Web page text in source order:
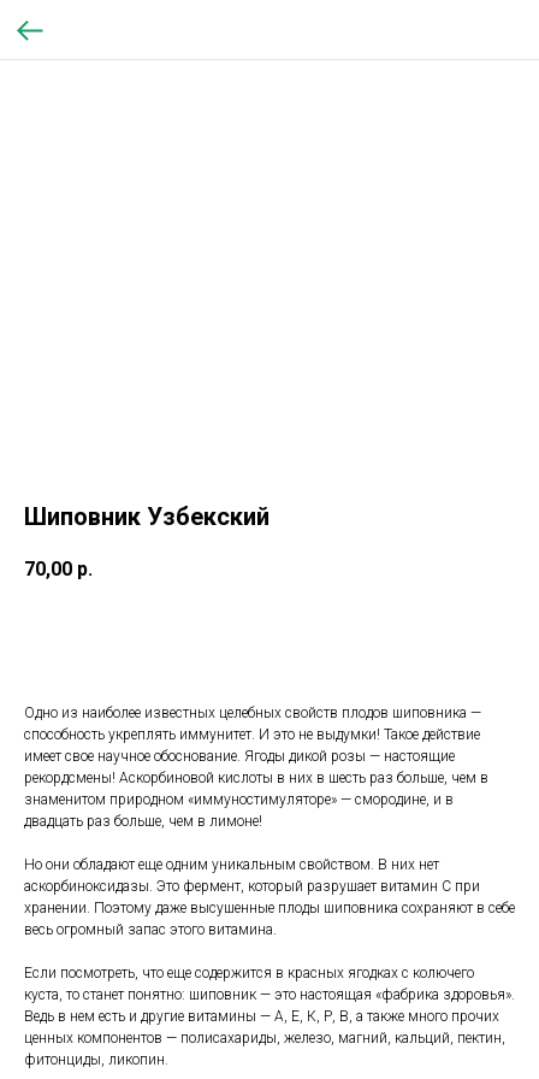
Шиповник Узбекский
70,00 р.
Одно из наиболее известных целебных свойств плодов шиповника —
способность укреплять иммунитет. И это не выдумки! Такое действие
имеет свое научное обоснование. Ягоды дикой розы — настоящие
рекордсмены! Аскорбиновой кислоты в них в шесть раз больше, чем в
знаменитом природном «иммуностимуляторе» — смородине, и в
двадцать раз больше, чем в лимоне!
Но они обладают еще одним уникальным свойством. В них нет
аскорбиноксидазы. Это фермент, который разрушает витамин С при
хранении. Поэтому даже высушенные плоды шиповника сохраняют в себе
весь огромный запас этого витамина.
Если посмотреть, что еще содержится в красных ягодках с колючего
куста, то станет понятно: шиповник — это настоящая «фабрика здоровья».
Ведь в нем есть и другие витамины — А, Е, К, Р, В, а также много прочих
ценных компонентов — полисахариды, железо, магний, кальций, пектин,
фитонциды, ликопин.